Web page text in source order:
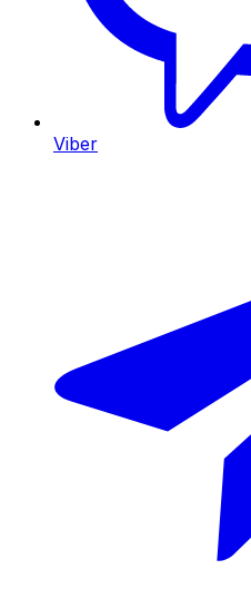
Viber